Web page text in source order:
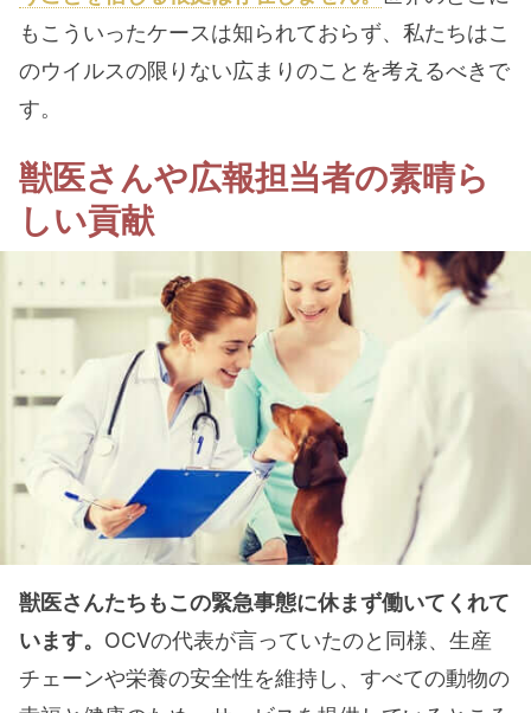
もこういったケースは知られておらず、私たちはこ
のウイルスの限りない広まりのことを考えるべきで
す。
獣医さんや広報担当者の素晴ら
しい貢献
獣医さんたちもこの緊急事態に休まず働いてくれて
います。 OCVの代表が言っていたのと同様、生産
チェーンや栄養の安全性を維持し、すべての動物の